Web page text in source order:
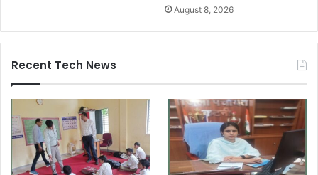
August 8, 2026
Recent Tech News